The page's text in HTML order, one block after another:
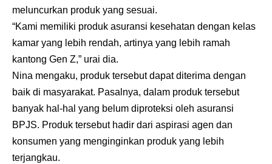
meluncurkan produk yang sesuai.
“Kami memiliki produk asuransi kesehatan dengan kelas
kamar yang lebih rendah, artinya yang lebih ramah
kantong Gen Z,” urai dia.
Nina mengaku, produk tersebut dapat diterima dengan
baik di masyarakat. Pasalnya, dalam produk tersebut
banyak hal-hal yang belum diproteksi oleh asuransi
BPJS. Produk tersebut hadir dari aspirasi agen dan
konsumen yang menginginkan produk yang lebih
terjangkau.